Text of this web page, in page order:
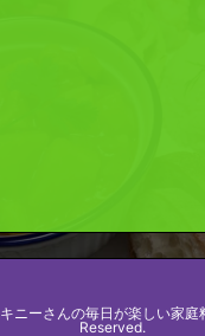
キニーさんの毎日が楽しい家庭
Reserved.